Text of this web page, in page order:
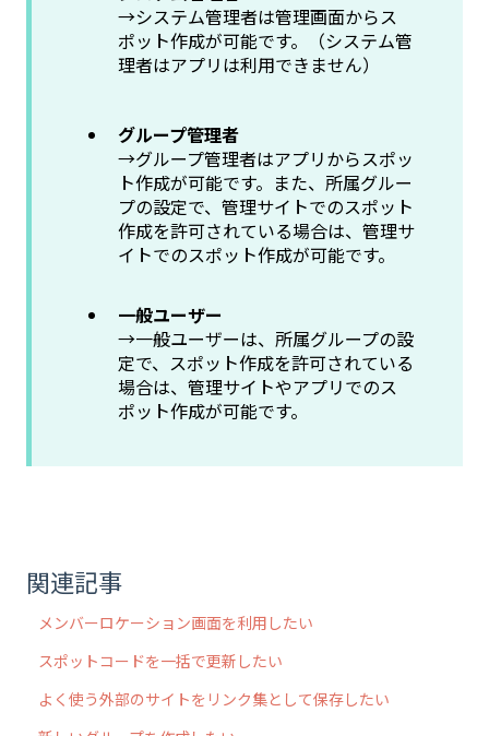
→システム管理者は管理画面からス
ポット作成が可能です。（システム管
理者はアプリは利用できません）
グループ管理者
→グループ管理者はアプリからスポッ
ト作成が可能です。また、所属グルー
プの設定で、管理サイトでのスポット
作成を許可されている場合は、管理サ
イトでのスポット作成が可能です。
一般ユーザー
→一般ユーザーは、所属グループの設
定で、スポット作成を許可されている
場合は、管理サイトやアプリでのス
ポット作成が可能です。
関連記事
メンバーロケーション画面を利用したい
スポットコードを一括で更新したい
よく使う外部のサイトをリンク集として保存したい